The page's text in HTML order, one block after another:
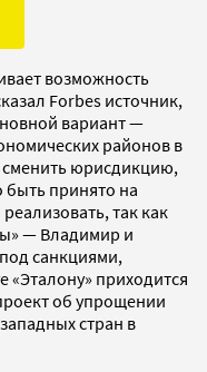
возможность
Forbes источник,
вариант —
районов в
юрисдикцию,
принято на
так как
— Владимир и
санкциями,
«Эталону» приходится
об упрощении
стран в